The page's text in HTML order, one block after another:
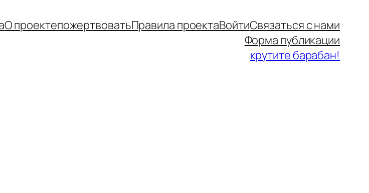
О проектепожертвоватьПравила проектаВойтиСвязаться с нами
Форма публикации
крутите барабан!